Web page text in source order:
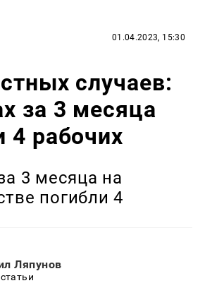
01.04.2023, 15:30
случаев:
за 3 месяца
4 рабочих
3 месяца на
погибли 4
Ляпунов